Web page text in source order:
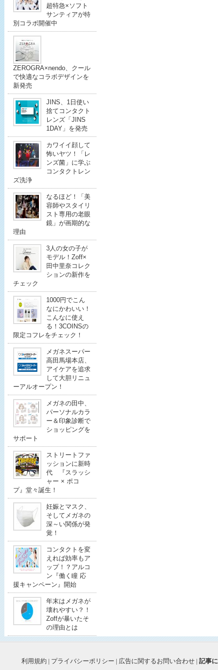
超特急×ソフト
サンティアが特
別コラボ開催中
ZEROGRA×nendo、クール
で快適なコラボデザインを
新発売
JINS、1日使い
捨てコンタクト
レンズ「JINS
1DAY」を発売
カワイイ顔して
怖いヤツ！「レ
ンズ菌」に学ぶ
コンタクトレン
ズ洗浄
なるほど！「美
容師やスタイリ
スト専用の老眼
鏡」が画期的な
理由
3人の女の子が
モデル！Zoff×
田中里奈コレク
ションの新作を
チェック
1000円でこん
なにかわいい！
こんなに使え
る！3COINSの
限定コフレをチェック！
メガネスーパー
高田馬場本店、
アイケアを追求
して大胆リニュ
ーアルオープン！
メガネの田中、
パーソナルカラ
ー＆印象診断で
ショッピングを
サポート
ストリートファ
ッションに新時
代 『スラッシ
ャー × ポコ
プ』堂々誕生！
妊娠とマスク、
そしてメガネの
深～い関係が発
覚！
コンタクトを変
えれば効率もア
ップ！？アルコ
ン『働く瞳 応
援キャンペーン』開始
年末はメガネが
壊れやすい？！
Zoffが暴いたそ
の理由とは
利用規約 | プライバシーポリシー | 広告に関するお問い合わせ | 記事